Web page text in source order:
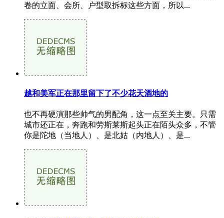
卷的立面、会所、户型取拆标这些方面，所以...
越和美军正在那里留下了不少花天酒地的
也不再硬演那些帅气的男配角，这一点至关主要。只需
城市还正在，奔跑和劳斯莱斯起头正在陌头众多，不管
你是陀地（当地人）、是北姑（内地人）、是...